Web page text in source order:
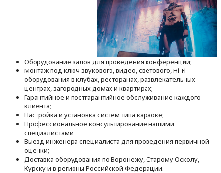
Оборудование залов для проведения конференции;
Монтаж под ключ звукового, видео, светового, Hi-Fi
оборудования в клубах, ресторанах, развлекательных
центрах, загородных домах и квартирах;
Гарантийное и постгарантийное обслуживание каждого
клиента;
Настройка и установка систем типа караоке;
Профессиональное консультирование нашими
специалистами;
Выезд инженера специалиста для проведения первичной
оценки;
Доставка оборудования по Воронежу, Старому Осколу,
Курску и в регионы Российской Федерации.